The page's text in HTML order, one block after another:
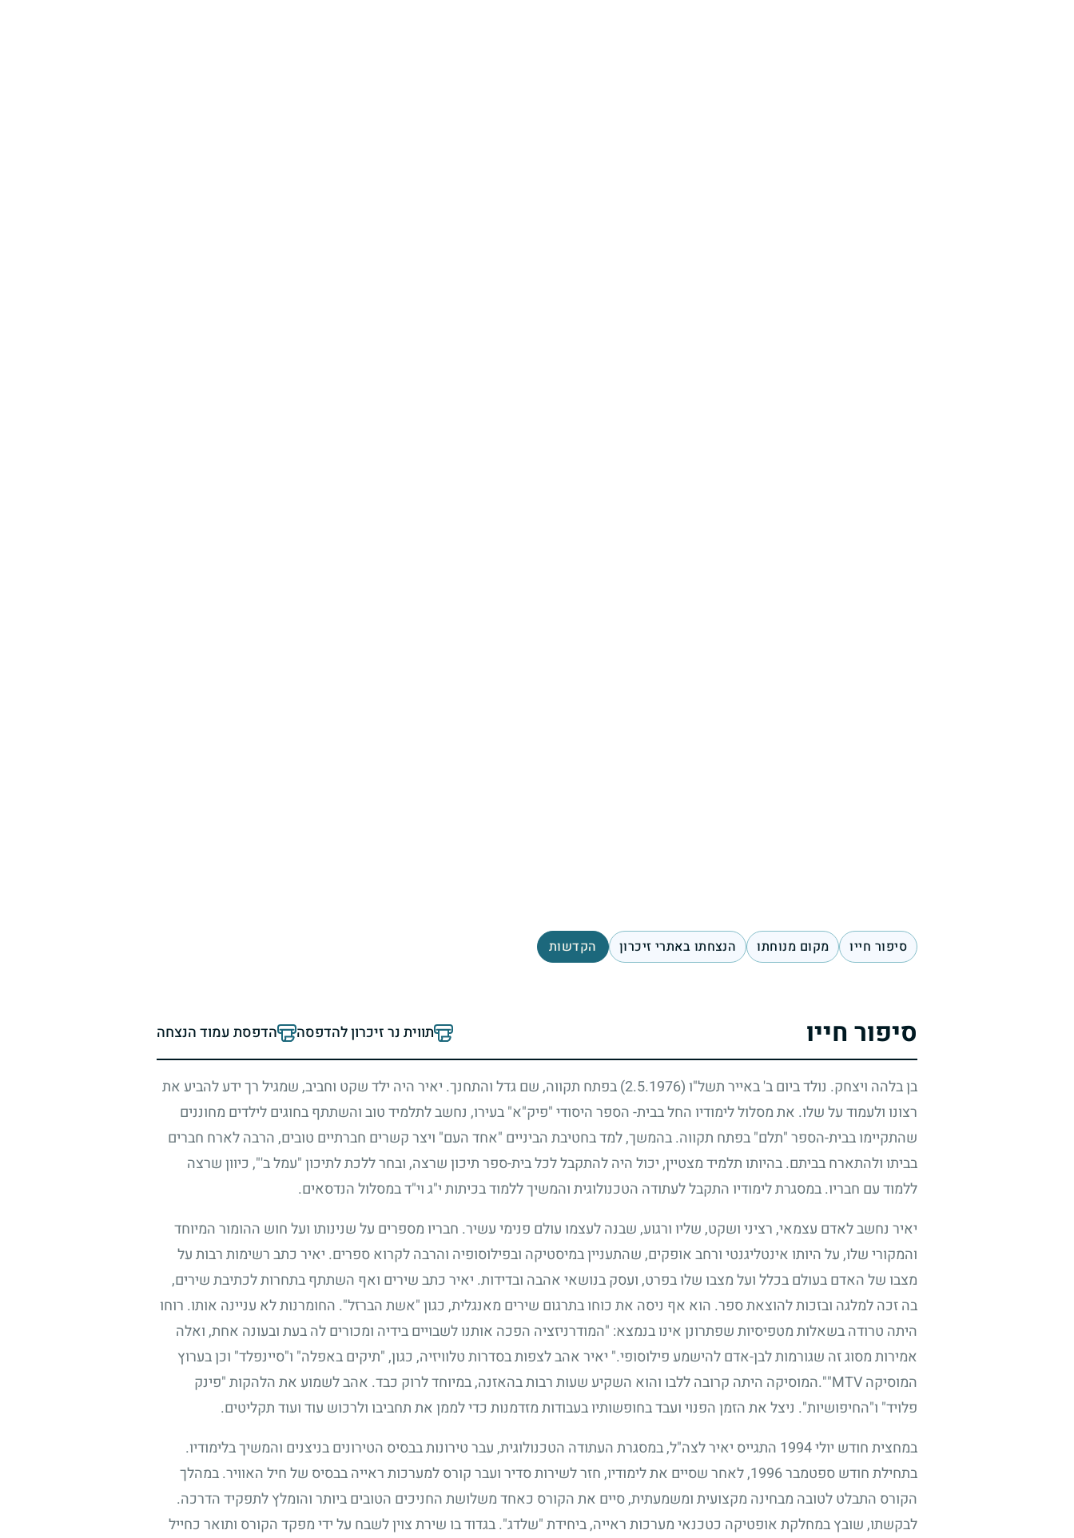
סיפור חייו מקום מנוחתו הנצחתו באתרי זיכרון הקדשות
סיפור חייו תווית נר זיכרון להדפסה הדפסת עמוד הנצחה
בן בלהה ויצחק. נולד ביום ב' באייר תשל"ו (2.5.1976)
בפתח תקווה, שם גדל והתחנך. יאיר היה ילד שקט וחביב, שמגיל רך ידע להביע את
רצונו ולעמוד על שלו. את מסלול לימודיו החל בבית- הספר היסודי "פיק"א" בעירו, נחשב לתלמיד טוב והשתתף בחוגים לילדים מחוננים
שהתקיימו בבית-הספר "תלם" בפתח תקווה. בהמשך, למד בחטיבת הביניים "אחד העם" ויצר קשרים חברתיים טובים, הרבה לארח חברים
בביתו ולהתארח בביתם. בהיותו תלמיד מצטיין, יכול היה להתקבל לכל בית-ספר תיכון שרצה, ובחר ללכת לתיכון "עמל ב'", כיוון שרצה
ללמוד עם חבריו. במסגרת לימודיו התקבל לעתודה הטכנולוגית והמשיך ללמוד בכיתות י"ג וי"ד במסלול הנדסאים.
יאיר נחשב לאדם עצמאי, רציני ושקט, שליו ורגוע, שבנה לעצמו עולם פנימי עשיר. חבריו מספרים על שנינותו ועל חוש ההומור המיוחד
והמקורי שלו, על היותו אינטליגנטי ורחב אופקים, שהתעניין במיסטיקה ובפילוסופיה והרבה לקרוא ספרים. יאיר כתב רשימות רבות על
מצבו של האדם בעולם בכלל ועל מצבו שלו בפרט, ועסק בנושאי אהבה ובדידות. יאיר כתב שירים ואף השתתף בתחרות לכתיבת שירים,
בה זכה למלגה ובזכות להוצאת ספר. הוא אף ניסה את כוחו בתרגום שירים מאנגלית, כגון "אשת הברזל". החומרנות לא עניינה אותו. רוחו
היתה טרודה בשאלות מטפיסיות שפתרונן אינו בנמצא: "המודרניזציה הפכה אותנו לשבויים בידיה ומכורים לה בעת ובעונה אחת, ואלה
אמירות מסוג זה שגורמות לבן-אדם להישמע פילוסופי." יאיר אהב לצפות בסדרות טלוויזיה, כגון, "תיקים באפלה" ו"סיינפלד" וכן בערוץ
המוסיקהMTV" ".המוסיקה היתה קרובה ללבו והוא השקיע שעות רבות בהאזנה, במיוחד לרוק כבד. אהב לשמוע את הלהקות "פינק
פלויד" ו"החיפושיות". ניצל את הזמן הפנוי ועבד בחופשותיו בעבודות מזדמנות כדי לממן את תחביבו ולרכוש עוד ועוד תקליטים.
במחצית חודש יולי1994 התגייס יאיר לצה"ל, במסגרת העתודה הטכנולוגית, עבר טירונות בבסיס הטירונים בניצנים והמשיך בלימודיו.
בתחילת חודש ספטמבר1996, לאחר שסיים את לימודיו, חזר לשירות סדיר ועבר קורס למערכות ראייה בבסיס של חיל האוויר. במהלך
הקורס התבלט לטובה מבחינה מקצועית ומשמעתית, סיים את הקורס כאחד משלושת החניכים הטובים ביותר והומלץ לתפקיד הדרכה.
לבקשתו, שובץ במחלקת אופטיקה כטכנאי מערכות ראייה, ביחידת "שלדג". בגדוד בו שירת צוין לשבח על ידי מפקד הקורס ותואר כחייל